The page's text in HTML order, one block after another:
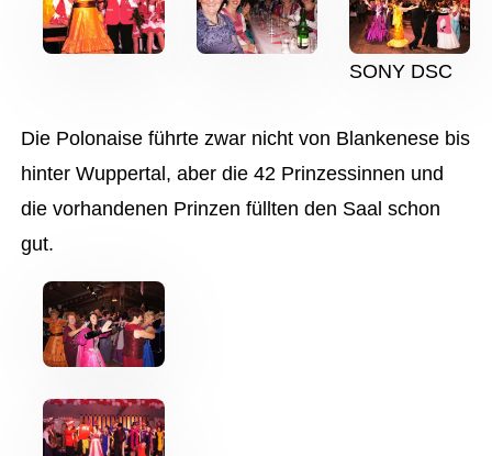
SONY DSC
Die Polonaise führte zwar nicht von Blankenese bis
hinter Wuppertal, aber die 42 Prinzessinnen und
die vorhandenen Prinzen füllten den Saal schon
gut.